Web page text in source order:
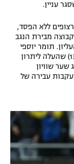
עניין.
ללא הפסד,
מבירת הנגב
תומר יוספי
הגיע לעשרה שערי ליגה בזכות פנדל מוצלח (13) שהעלה ליתרון
שער שוויון
עבירה של